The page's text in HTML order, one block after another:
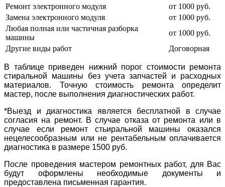
Ремонт электронного модуля
от 1000 руб.
Замена электронного модуля
от 1000 руб.
Любая полная или частичная разборка
машины
от 1000 руб.
Другие виды работ
Договорная
В таблице приведен нижний порог стоимости ремонта
стиральной машины без учета запчастей и расходных
материалов. Точную стоимость ремонта определит
мастер, после выполнения диагностических работ.
*Выезд и диагностика является бесплатной в случае
согласия на ремонт. В случае отказа от ремонта или в
случае если ремонт стьиральной машины оказался
нецелесообразным или не рентабельным оплачивается
диагностика в размере 1500 руб.
После проведения мастером ремонтных работ, для Вас
будут оформлены необходимые документы и
предоставлена письменная гарантия.